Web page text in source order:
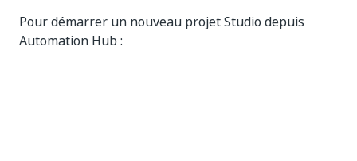
Pour démarrer un nouveau projet Studio depuis
Automation Hub :